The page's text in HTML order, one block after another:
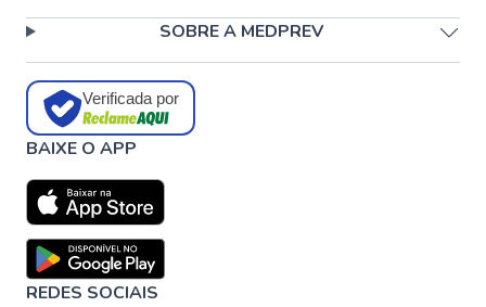
SOBRE A MEDPREV
Verificada por
BAIXE O APP
REDES SOCIAIS